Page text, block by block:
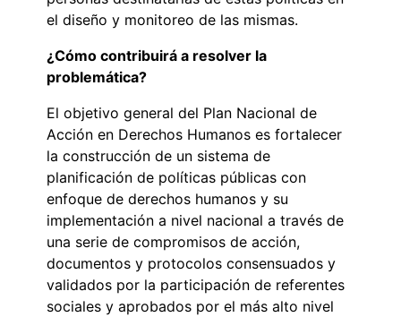
el diseño y monitoreo de las mismas.
¿Cómo contribuirá a resolver la
problemática?
El objetivo general del Plan Nacional de
Acción en Derechos Humanos es fortalecer
la construcción de un sistema de
planificación de políticas públicas con
enfoque de derechos humanos y su
implementación a nivel nacional a través de
una serie de compromisos de acción,
documentos y protocolos consensuados y
validados por la participación de referentes
sociales y aprobados por el más alto nivel